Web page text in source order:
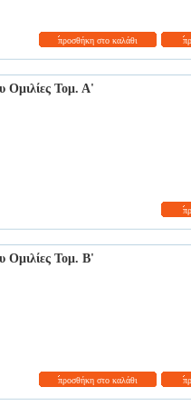
προσθήκη στο καλάθι
Ομιλίες Τομ. Α'
Ομιλίες Τομ. Β'
προσθήκη στο καλάθι